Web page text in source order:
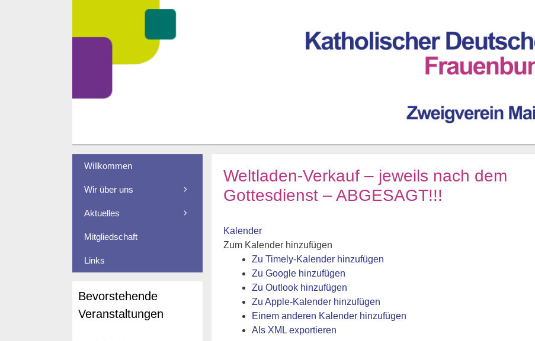
Weltladen-Verkauf – jeweils nach dem
Gottesdienst – ABGESAGT!!!
Kalender
Zum Kalender hinzufügen
Zu Timely-Kalender hinzufügen
Zu Google hinzufügen
Zu Outlook hinzufügen
Zu Apple-Kalender hinzufügen
Einem anderen Kalender hinzufügen
Als XML exportieren
Willkommen
Wir über uns
Aktuelles
Mitgliedschaft
Links
Bevorstehende
Veranstaltungen